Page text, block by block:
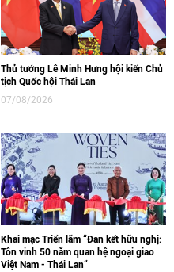
Thủ tướng Lê Minh Hưng hội kiến Chủ
tịch Quốc hội Thái Lan
07/08/2026
Khai mạc Triển lãm “Đan kết hữu nghị:
Tôn vinh 50 năm quan hệ ngoại giao
Việt Nam - Thái Lan“